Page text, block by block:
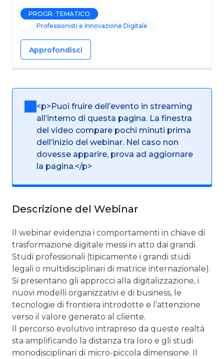
PROGR. TEMATICO
Professionisti e Innovazione Digitale
Approfondisci
<p>Puoi fruire dell’evento in streaming
all’interno di questa pagina. La finestra
del video compare pochi minuti prima
dell’inizio del webinar. Nel caso non
dovesse apparire, prova ad aggiornare
la pagina.</p>
Descrizione del Webinar
Il webinar evidenzia i comportamenti in chiave di
trasformazione digitale messi in atto dai grandi
Studi professionali (tipicamente i grandi studi
legali o multidisciplinari di matrice internazionale).
Si presentano gli approcci alla digitalizzazione, i
nuovi modelli organizzativi e di business, le
tecnologie di frontiera introdotte e l’attenzione
verso il valore generato al cliente.
Il percorso evolutivo intrapreso da queste realtà
sta amplificando la distanza tra loro e gli studi
monodisciplinari di micro-piccola dimensione. Il